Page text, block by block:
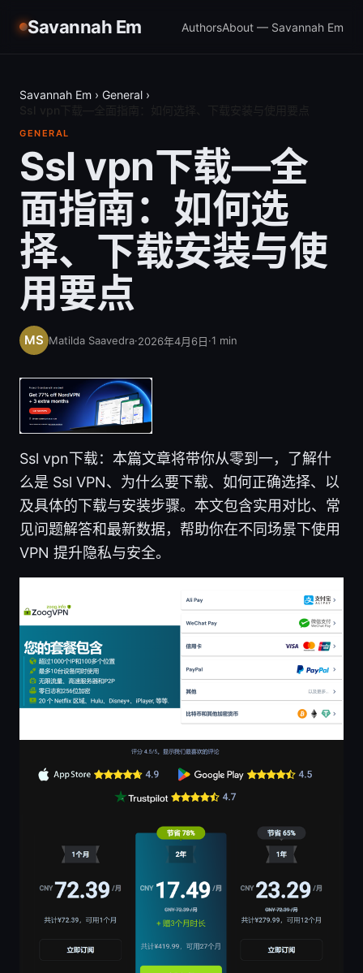
Savannah Em AuthorsAbout — Savannah Em
Savannah Em › General ›
GENERAL
Ssl vpn下载—全
面指南：如何选
择、下载安装与使
用要点
Matilda Saavedra·2026年4月6日·1 min
Ssl vpn下载：本篇文章将带你从零到一，了解什
么是 Ssl VPN、为什么要下载、如何正确选择、以
及具体的下载与安装步骤。本文包含实用对比、常
见问题解答和最新数据，帮助你在不同场景下使用
VPN 提升隐私与安全。